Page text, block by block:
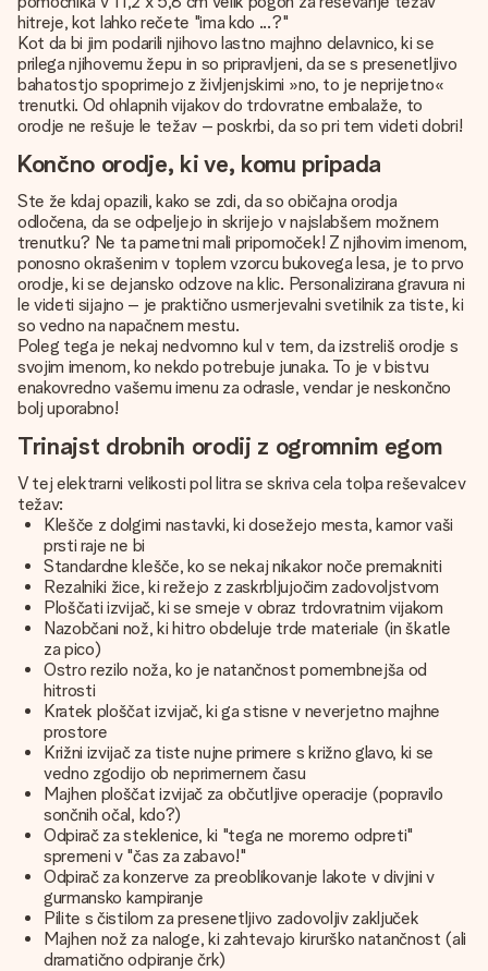
hitreje, kot lahko rečete "ima kdo ...?"
Kot da bi jim podarili njihovo lastno majhno delavnico, ki se
prilega njihovemu žepu in so pripravljeni, da se s presenetljivo
bahatostjo spoprimejo z življenjskimi »no, to je neprijetno«
trenutki. Od ohlapnih vijakov do trdovratne embalaže, to
orodje ne rešuje le težav – poskrbi, da so pri tem videti dobri!
Končno orodje, ki ve, komu pripada
Ste že kdaj opazili, kako se zdi, da so običajna orodja
odločena, da se odpeljejo in skrijejo v najslabšem možnem
trenutku? Ne ta pametni mali pripomoček! Z njihovim imenom,
ponosno okrašenim v toplem vzorcu bukovega lesa, je to prvo
orodje, ki se dejansko odzove na klic. Personalizirana gravura ni
le videti sijajno – je praktično usmerjevalni svetilnik za tiste, ki
so vedno na napačnem mestu.
Poleg tega je nekaj nedvomno kul v tem, da izstreliš orodje s
svojim imenom, ko nekdo potrebuje junaka. To je v bistvu
enakovredno vašemu imenu za odrasle, vendar je neskončno
bolj uporabno!
Trinajst drobnih orodij z ogromnim egom
V tej elektrarni velikosti pol litra se skriva cela tolpa reševalcev
težav:
Klešče z dolgimi nastavki, ki dosežejo mesta, kamor vaši
prsti raje ne bi
Standardne klešče, ko se nekaj nikakor noče premakniti
Rezalniki žice, ki režejo z zaskrbljujočim zadovoljstvom
Ploščati izvijač, ki se smeje v obraz trdovratnim vijakom
Nazobčani nož, ki hitro obdeluje trde materiale (in škatle
za pico)
Ostro rezilo noža, ko je natančnost pomembnejša od
hitrosti
Kratek ploščat izvijač, ki ga stisne v neverjetno majhne
prostore
Križni izvijač za tiste nujne primere s križno glavo, ki se
vedno zgodijo ob neprimernem času
Majhen ploščat izvijač za občutljive operacije (popravilo
sončnih očal, kdo?)
Odpirač za steklenice, ki "tega ne moremo odpreti"
spremeni v "čas za zabavo!"
Odpirač za konzerve za preoblikovanje lakote v divjini v
gurmansko kampiranje
Pilite s čistilom za presenetljivo zadovoljiv zaključek
Majhen nož za naloge, ki zahtevajo kirurško natančnost (ali
dramatično odpiranje črk)